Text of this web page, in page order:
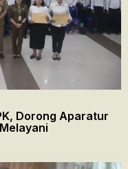
Dorong Aparatur